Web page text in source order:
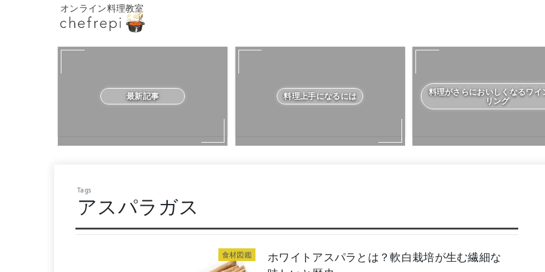
オンライン料理教室
最新記事 料理上手になるには
料理がさらにおいしくなるワイ
リング
アスパラガス
食材図鑑
ホワイトアスパラとは？軟白栽培が生む繊細な